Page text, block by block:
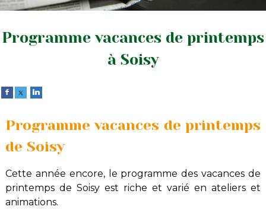
Programme vacances de printemps
à Soisy
Programme vacances de printemps
de Soisy
Cette année encore, le programme des vacances de
printemps de Soisy est riche et varié en ateliers et
animations.